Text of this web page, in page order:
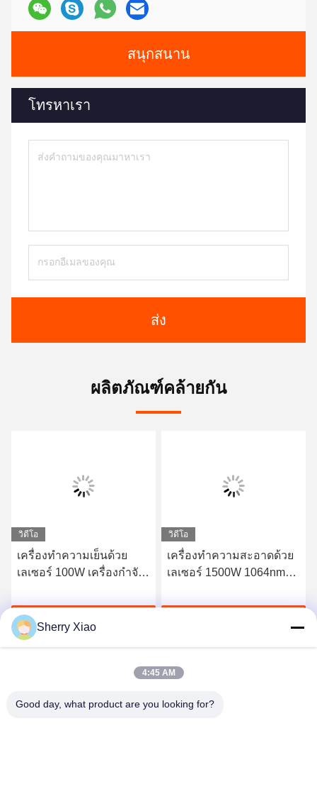
สนุกสนาน
โทรหาเรา
ส่ง
ผลิตภัณฑ์คล้ายกัน
วิดีโอ
เครื่องทำความเย็นด้วย
เลเซอร์ 100W เครื่องกำจัด
หา ราคา ที่ ดี ที่สุด
วิดีโอ
เครื่องทำความสะอาดด้วย
เลเซอร์ 1500W 1064nm
เคลือบอุตสาหกรรม
Sherry Xiao
4:45 AM
Good day, what product are you looking for?